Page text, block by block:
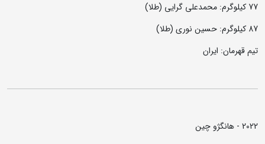
77 کیلوگرم: محمدعلی گرایی (طلا)
87 کیلوگرم: حسین نوری (طلا)
تیم قهرمان: ایران
2022 - هانگژو چین